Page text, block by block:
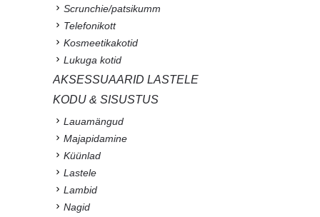
Scrunchie/patsikumm
Telefonikott
Kosmeetikakotid
Lukuga kotid
AKSESSUAARID LASTELE
KODU & SISUSTUS
Lauamängud
Majapidamine
Küünlad
Lastele
Lambid
Nagid